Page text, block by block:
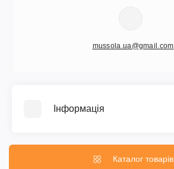
mussola.ua@gmail.com
Інформація
Інформація про доставкуКаталог товарів